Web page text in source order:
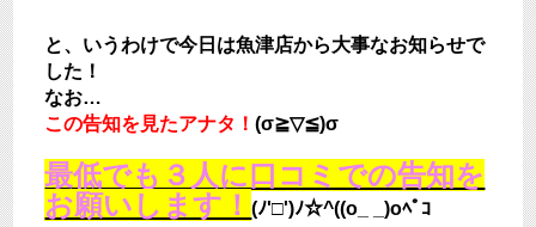
と、いうわけで今日は魚津店から大事なお知らせで
した！
なお…
この告知を見たアナタ！(σ≧▽≦)σ
最低でも３人に口コミでの告知を
お願いします！(ﾉ'□')ﾉ☆^((o_ _)oﾍﾟｺ